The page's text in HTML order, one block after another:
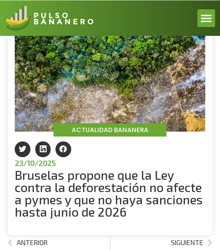
Volver
ACTUALIDAD BANANERA
23/10/2025
Bruselas propone que la Ley
contra la deforestación no afecte
a pymes y que no haya sanciones
hasta junio de 2026
ANTERIOR SIGUIENTE